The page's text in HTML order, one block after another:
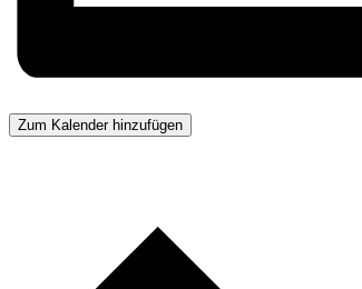
Zum Kalender hinzufügen